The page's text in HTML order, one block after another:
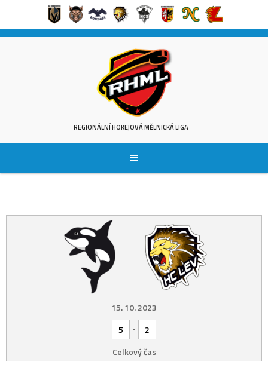
Skip
REGIONÁLNÍ HOKEJOVÁ MĚLNICKÁ LIGA
15. 10. 2023
5
-
2
Celkový čas